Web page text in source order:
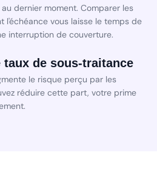
dernier moment. Comparer les
l'échéance vous laisse le temps de
interruption de couverture.
de sous-traitance
le risque perçu par les
réduire cette part, votre prime